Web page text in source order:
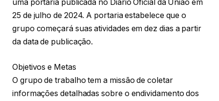
uma portaria publicada no Diário Oficial da União em
25 de julho de 2024. A portaria estabelece que o
grupo começará suas atividades em dez dias a partir
da data de publicação.
Objetivos e Metas
O grupo de trabalho tem a missão de coletar
informações detalhadas sobre o endividamento dos